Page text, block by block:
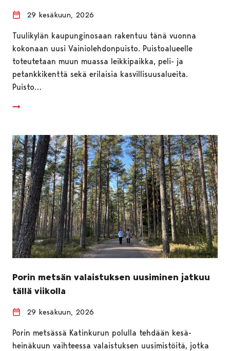
29 kesäkuun, 2026
Tuulikylän kaupunginosaan rakentuu tänä vuonna
kokonaan uusi Vainiolehdonpuisto. Puistoalueelle
toteutetaan muun muassa leikkipaikka, peli- ja
petankkikenttä sekä erilaisia kasvillisuusalueita.
Puisto…
Porin metsän valaistuksen uusiminen jatkuu
tällä viikolla
29 kesäkuun, 2026
Porin metsässä Katinkurun polulla tehdään kesä-
heinäkuun vaihteessa valaistuksen uusimistöitä, jotka